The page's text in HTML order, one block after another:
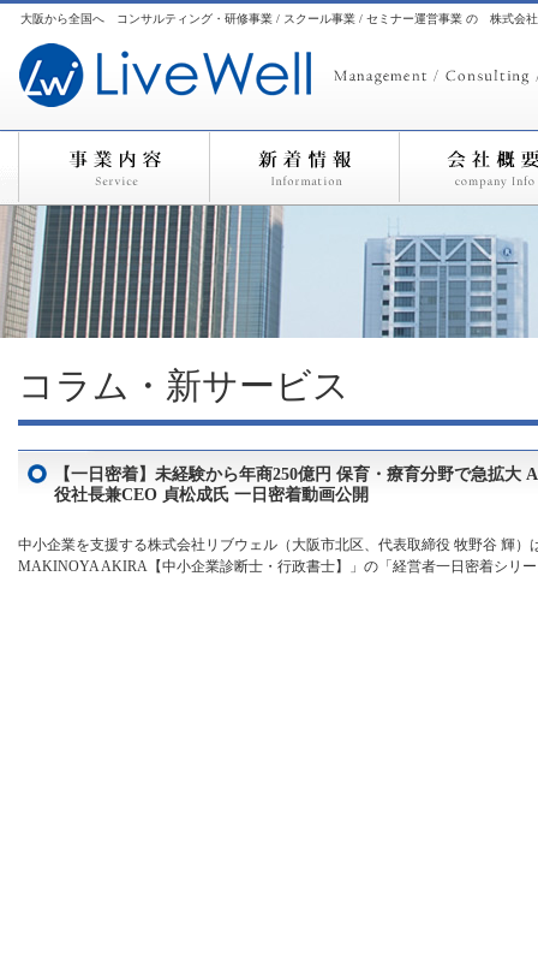
大阪から全国へ コンサルティング・研修事業 / スクール事業 / セミナー運営事業 の 株式会
コラム・新サービス
【一日密着】未経験から年商250億円 保育・療育分野で急拡大
役社長兼CEO 貞松成氏 一日密着動画公開
中小企業を支援する株式会社リブウェル（大阪市北区、代表取締役 牧野谷 輝
MAKINOYA AKIRA【中小企業診断士・行政書士】」の「経営者一日密着シリ